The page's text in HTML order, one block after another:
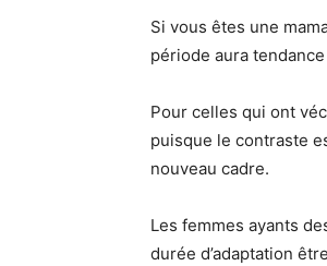
Si vous êtes une
période aura
Pour celles qui ont
puisque le contraste
nouveau cadre.
Les femmes ayants
durée d’adaptation